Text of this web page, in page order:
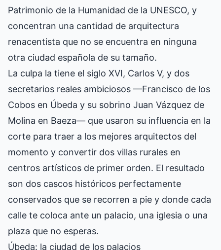
Patrimonio de la Humanidad de la UNESCO, y
concentran una cantidad de arquitectura
renacentista que no se encuentra en ninguna
otra ciudad española de su tamaño.
La culpa la tiene el siglo XVI, Carlos V, y dos
secretarios reales ambiciosos —Francisco de los
Cobos en Úbeda y su sobrino Juan Vázquez de
Molina en Baeza— que usaron su influencia en la
corte para traer a los mejores arquitectos del
momento y convertir dos villas rurales en
centros artísticos de primer orden. El resultado
son dos cascos históricos perfectamente
conservados que se recorren a pie y donde cada
calle te coloca ante un palacio, una iglesia o una
plaza que no esperas.
Úbeda: la ciudad de los palacios